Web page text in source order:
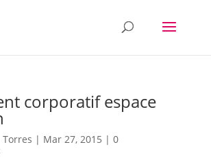
corporatif espace
| Mar 27, 2015 | 0